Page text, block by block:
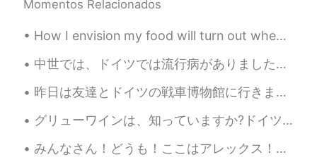
三观正
Jacob 2019.09.30 14:30
CN
I take issue with your statement that you
are never Chinese. It really depends on
whether you consider Chinese from an
ethno-nationalist or a civil-national
perspective.
Momentos Relacionados
How I envision my food will turn out when I try a new recipe .... How it actually comes out. 🤷🏻‍♀️🤣
中世では、ドイツでは流行病がありました。たくさん人が命を落としました。十分な知識がなかったので、病気の理由が適切に理解されてないでした。その時の医者は病気から身を守るために、この服を着ていました...
昨日は友達とドイツの戦車博物館に行きました。博物館はドイツの一番大きな戦車博物館です。博物館の戦車は大体ドイツで作ったものです。博物館はドイツの北の小さな町にあるので、隣で可愛い伝統的な建物もあ...
グリューワインは、知っていますか?ドイツは冬にクリスマスマーケットの飲み物です。温めて、スパイスを加えて飲みます。とても美味しいです。ドイツのスーパーで非常に安いです。１本は１００円です。日本で...
みんなさん！どうも！ここはアレックス！日本人に会いたくて、新しい友達を探している！将来に日本語ペラペラになりたいと思う！日本によく行けることは目的だよね！英語とフランス語とドイツ語を話せるから、...